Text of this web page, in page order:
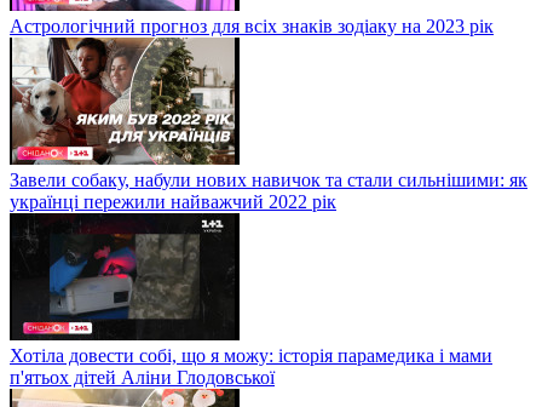
Астрологічний прогноз для всіх знаків зодіаку на 2023 рік
Завели собаку, набули нових навичок та стали сильнішими: як
українці пережили найважчий 2022 рік
Хотіла довести собі, що я можу: історія парамедика і мами
п'ятьох дітей Аліни Глодовської